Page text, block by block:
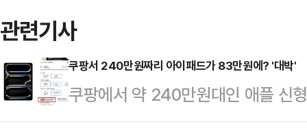
관련기사
쿠팡서 240만원짜리 아이패드가 83만원에? '대박'
쿠팡에서 약 240만원대인 애플 신
오류가 발생했다.28일 업계에 따르